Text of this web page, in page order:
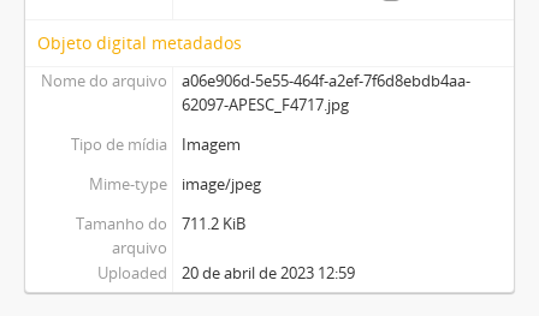
Objeto digital metadados
Nome do arquivo
a06e906d-5e55-464f-a2ef-7f6d8ebdb4aa-
62097-APESC_F4717.jpg
Tipo de mídia
Imagem
Mime-type
image/jpeg
Tamanho do
arquivo
711.2 KiB
Uploaded 20 de abril de 2023 12:59